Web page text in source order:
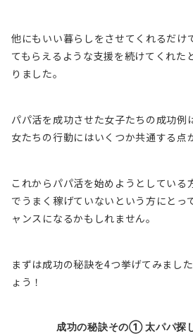
他にもいい暮らしをさせてくれるだけ
てもらえるような支援を続けてくれた
りました。
パパ活を成功させた女子たちの成功例
女たちの行動にはいくつか共通する点
これからパパ活を始めようとしている
でうまく稼げていないという方にとっ
ャンスになるかもしれません。
まずは成功の秘訣を4つ挙げてみまし
ょう！
成功の秘訣その① 太パパ探